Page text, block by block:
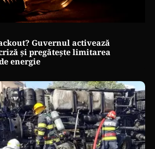
Guvernul activează
și pregătește limitarea
energie